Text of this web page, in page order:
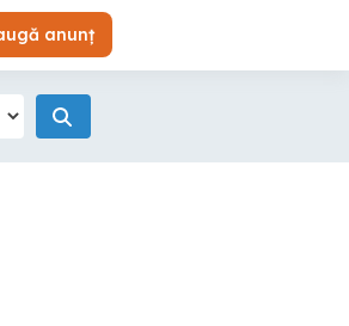
anunț